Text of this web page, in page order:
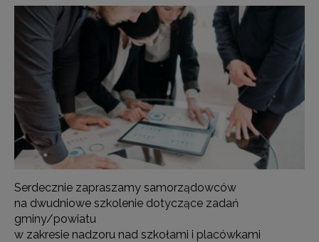
Serdecznie zapraszamy samorządowców
na dwudniowe szkolenie dotyczące zadań
gminy/powiatu
w zakresie nadzoru nad szkołami i placówkami